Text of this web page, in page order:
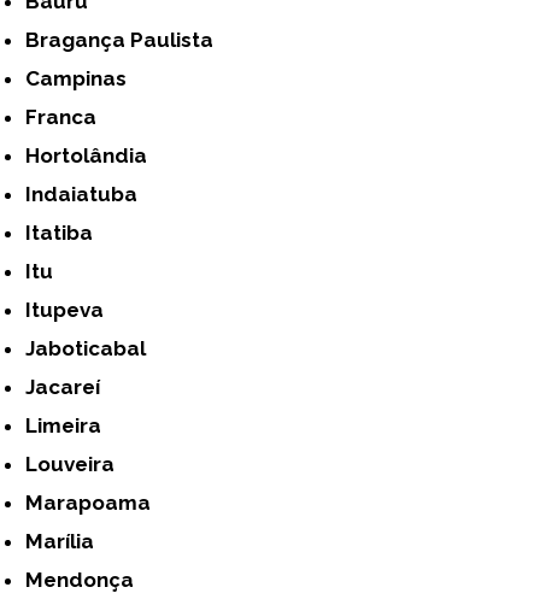
Bragança Paulista
Campinas
Franca
Hortolândia
Indaiatuba
Itatiba
Itu
Itupeva
Jaboticabal
Jacareí
Limeira
Louveira
Marapoama
Marília
Mendonça